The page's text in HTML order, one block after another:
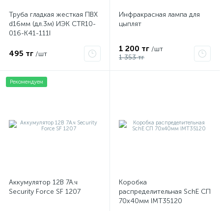
Труба гладкая жесткая ПВХ
d16мм (дл.3м) ИЭК CTR10-
016-K41-111I
495 тг /шт
Инфракрасная лампа для
цыплят
1 200 тг /шт
1 353 тг
Рекомендуем
Аккумулятор 12В 7А.ч
Security Force SF 1207
Коробка
распределительная SchE СП
70х40мм IMT35120